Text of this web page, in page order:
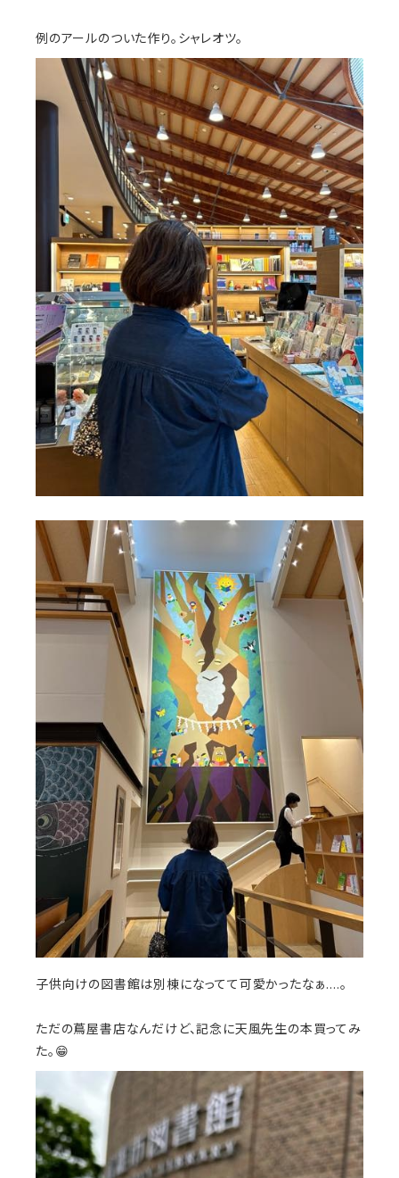
例のアールのついた作り。シャレオツ。
子供向けの図書館は別棟になってて可愛かったなぁ....。
ただの蔦屋書店なんだけど、記念に天風先生の本買ってみ
た。😁